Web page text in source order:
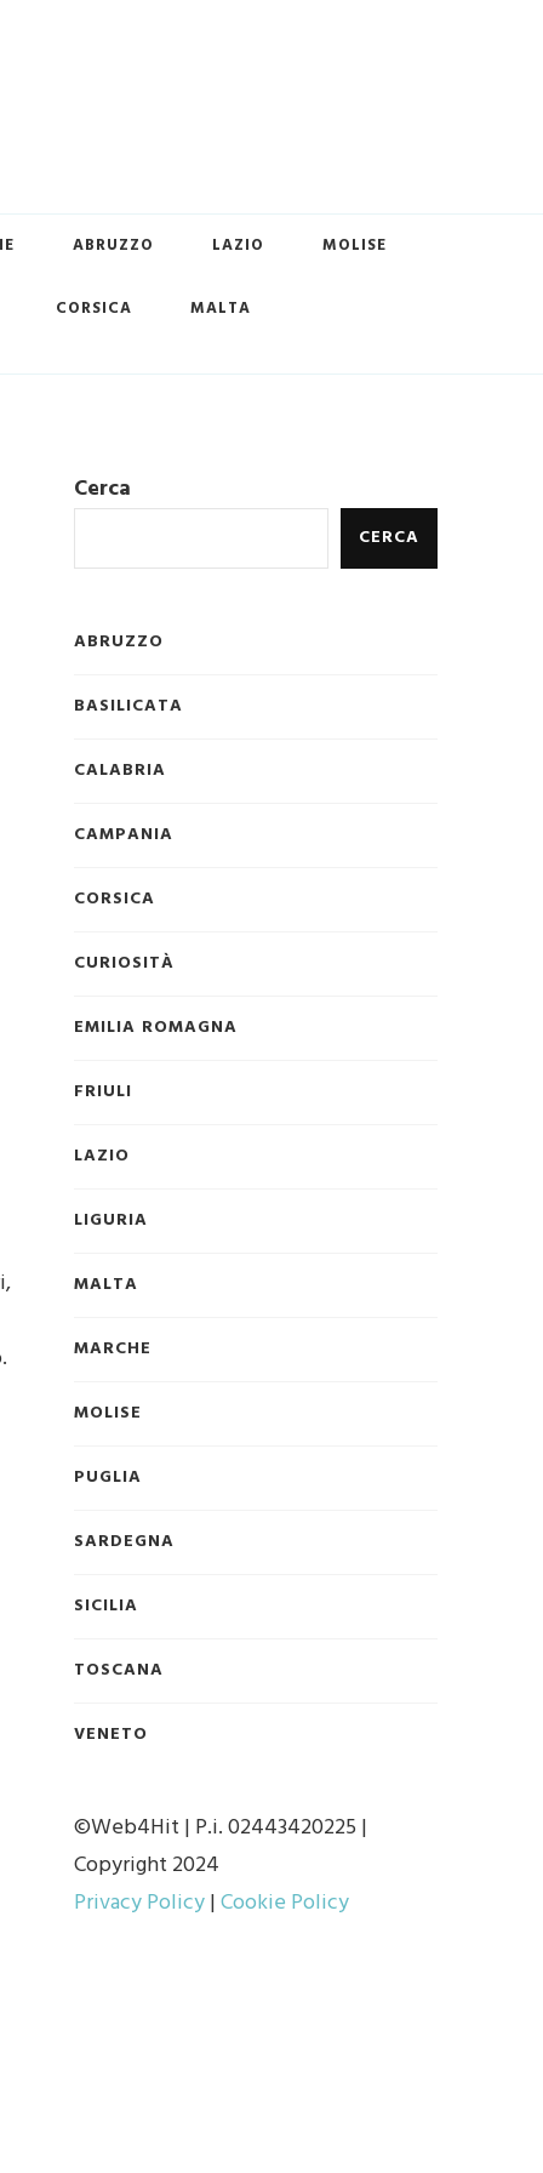
ABRUZZO LAZIO MOLISE
CORSICA MALTA
Cerca
CERCA
ABRUZZO
BASILICATA
CALABRIA
CAMPANIA
CORSICA
CURIOSITÀ
EMILIA ROMAGNA
FRIULI
LAZIO
LIGURIA
MALTA
MARCHE
MOLISE
PUGLIA
SARDEGNA
SICILIA
TOSCANA
VENETO
©Web4Hit | P.i. 02443420225 |
Copyright 2024
Privacy Policy|Cookie Policy